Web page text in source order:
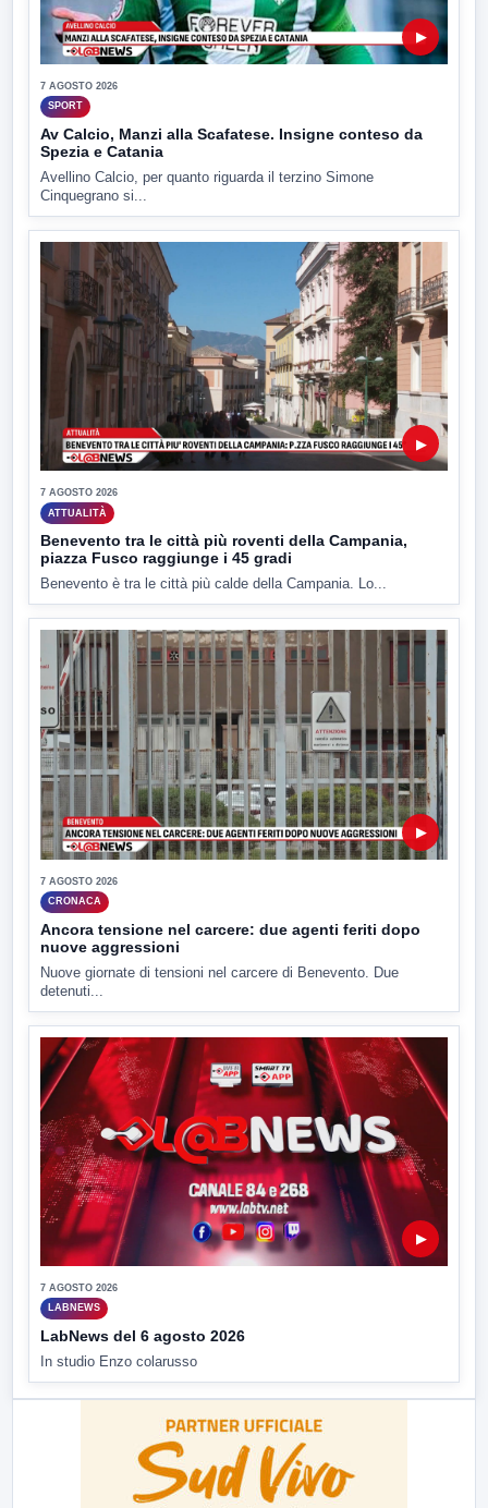
▶
7 AGOSTO 2026
SPORT
Av Calcio, Manzi alla Scafatese. Insigne conteso da
Spezia e Catania
Avellino Calcio, per quanto riguarda il terzino Simone
Cinquegrano si...
▶
7 AGOSTO 2026
ATTUALITÀ
Benevento tra le città più roventi della Campania,
piazza Fusco raggiunge i 45 gradi
Benevento è tra le città più calde della Campania. Lo...
▶
7 AGOSTO 2026
CRONACA
Ancora tensione nel carcere: due agenti feriti dopo
nuove aggressioni
Nuove giornate di tensioni nel carcere di Benevento. Due
detenuti...
▶
7 AGOSTO 2026
LABNEWS
LabNews del 6 agosto 2026
In studio Enzo colarusso